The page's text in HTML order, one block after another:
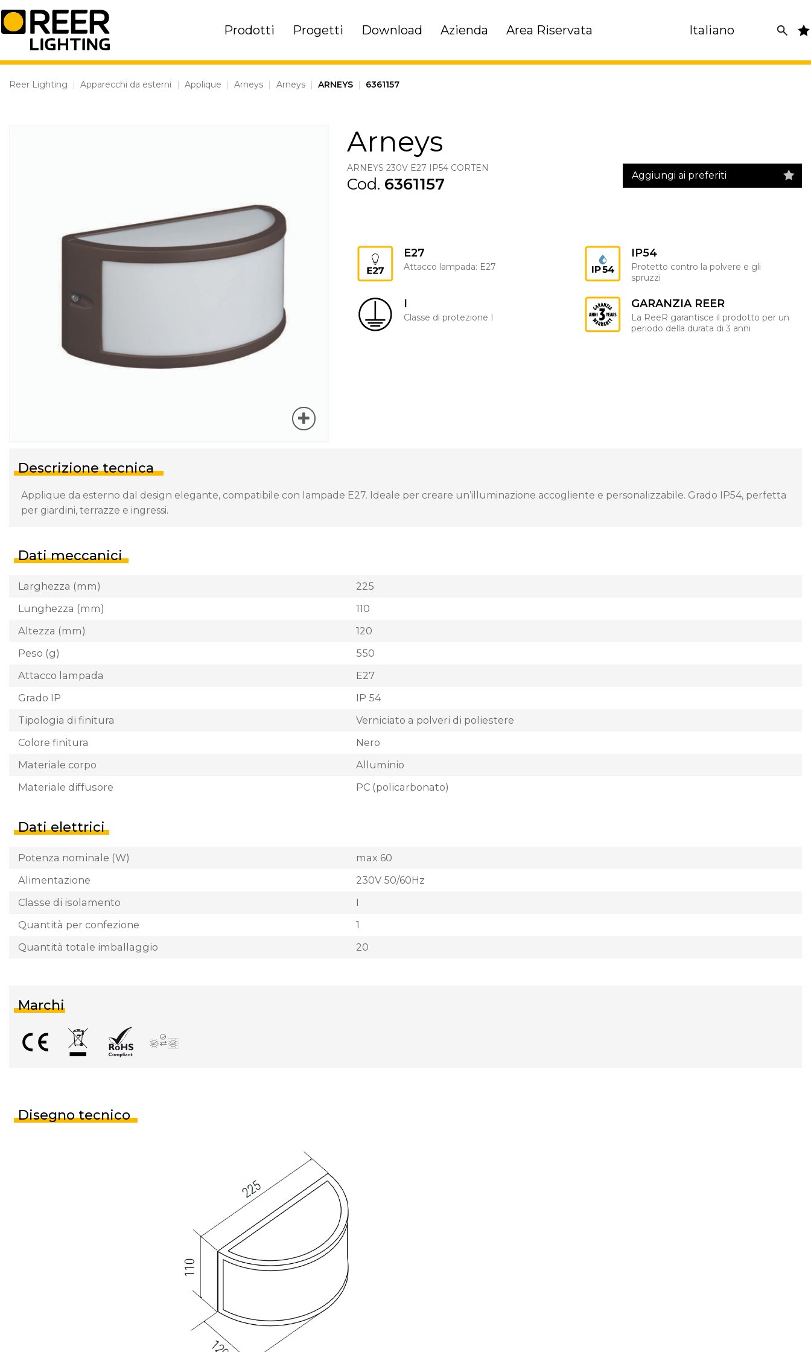
Skip
to
content
Prodotti Progetti Download Azienda Area Riservata Italiano
Reer Lighting | Apparecchi da esterni | Applique | Arneys | Arneys | ARNEYS | 6361157
Arneys
ARNEYS 230V E27 IP54 CORTEN
Cod. 6361157 Aggiungi ai preferiti
E27
Attacco lampada: E27
IP54
Protetto contro la polvere e gli
spruzzi
I
Classe di protezione I
GARANZIA REER
La ReeR garantisce il prodotto per un
periodo della durata di 3 anni
Descrizione tecnica
Applique da esterno dal design elegante, compatibile con lampade E27. Ideale per creare un’illuminazione accogliente e personalizzabile. Grado IP54, perfetta
per giardini, terrazze e ingressi.
Dati meccanici
Larghezza (mm)
225
Lunghezza (mm)
110
Altezza (mm)
120
Peso (g)
550
Attacco lampada
E27
Grado IP
IP 54
Tipologia di finitura
Verniciato a polveri di poliestere
Colore finitura
Nero
Materiale corpo
Alluminio
Materiale diffusore
PC (policarbonato)
Dati elettrici
Potenza nominale (W)
max 60
Alimentazione
230V 50/60Hz
Classe di isolamento
I
Quantità per confezione
1
Quantità totale imballaggio
20
Marchi
Disegno tecnico